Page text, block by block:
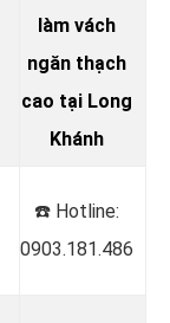
làm vách
ngăn thạch
cao tại Long
Khánh
☎️ Hotline:
0903.181.486